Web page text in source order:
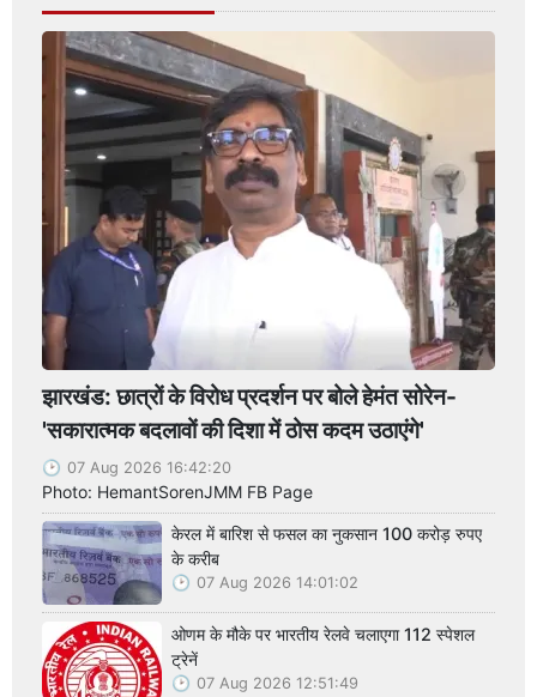
झारखंड: छात्रों के विरोध प्रदर्शन पर बोले हेमंत सोरेन-
'सकारात्मक बदलावों की दिशा में ठोस कदम उठाएंगे'
07 Aug 2026 16:42:20
Photo: HemantSorenJMM FB Page
केरल में बारिश से फसल का नुकसान 100 करोड़ रुपए
के करीब
07 Aug 2026 14:01:02
ओणम के मौके पर भारतीय रेलवे चलाएगा 112 स्पेशल
ट्रेनें
07 Aug 2026 12:51:49